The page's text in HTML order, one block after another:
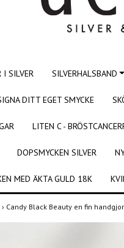
I SILVER SILVERHALSBAND
DITT EGET SMYCKE
LITEN C -
DOPSMYCKEN SILVER
MED ÄKTA GULD 18K
› Candy Black Beauty en fin